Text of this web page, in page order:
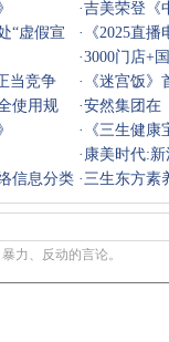
·吉美荣登《
“虚假宣
·
《2025直
·3000门店+
利润
当竞争
·
《迷宫饭
画
使用规
·安然集团在
·
《三生健
· 康美时代:新
信息分类 ·三生东方素
力、反动的言论。